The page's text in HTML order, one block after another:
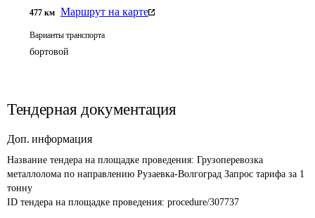
477 км Маршрут на карте
Варианты транспорта
бортовой
Тендерная документация
Доп. информация
Название тендера на площадке проведения: Грузоперевозка
металлолома по направлению Рузаевка-Волгоград Запрос тарифа за 1
тонну
ID тендера на площадке проведения: procedure/307737